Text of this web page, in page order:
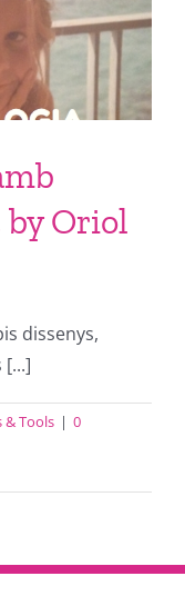
by Oriol
dissenys,
& Tools | 0